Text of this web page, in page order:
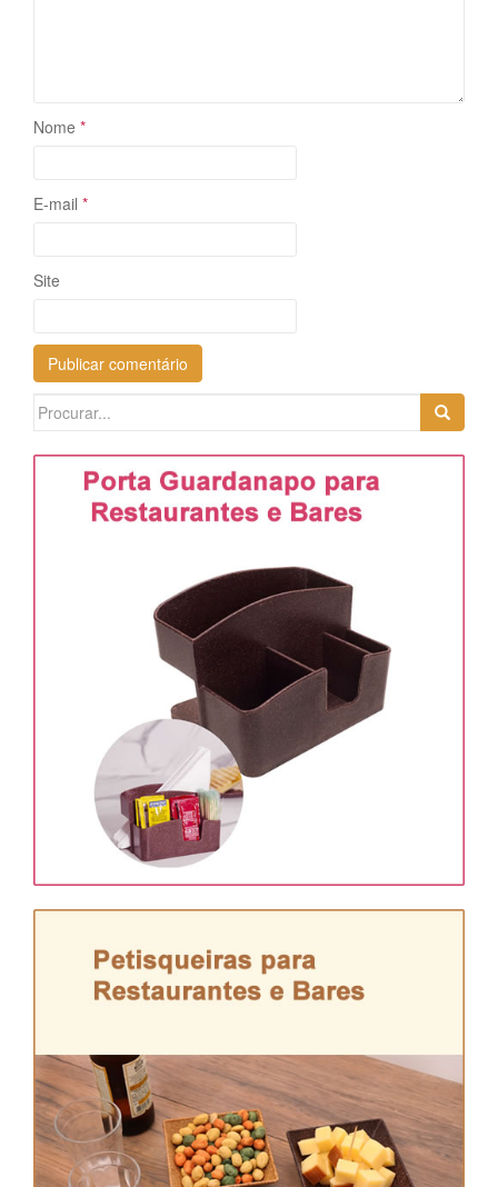
Nome *
E-mail *
Site
Search